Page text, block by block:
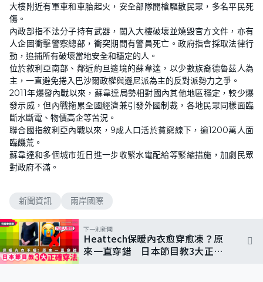
大樓附近有軍車和車胎起火，安全部隊開槍驅散民眾，多名平民死
傷。
內政部指不法分子持有武器，闖入大樓破壞並燒毀官方文件，亦有
人企圖衝擊警察總部，衝突期間有警員死亡。政府指會採取法律行
動，追捕所有破壞當地安全和穩定的人。
位於敘利亞南部、鄰近約旦邊境的蘇韋達，以少數族裔德魯茲人為
主，一直避免捲入巴沙爾政權與遜尼派為主的反對派勢力之爭。
2011年爆發內戰以來，蘇韋達局勢相對國內其他地區穩定，較少爆
發示威，但內戰拖累全國經濟兼引發外國制裁，各地民眾同樣面臨
斷水斷電、物價高企等苦況。
聯合國指敘利亞內戰以來，9成人口活於貧窮線下，逾1200萬人面
臨饑荒。
蘇韋達和多個城市近日進一步收緊水電配給等緊縮措施，加劇民眾
對政府不滿。
新聞資訊 兩岸國際
下一則新聞
Heattech保暖內衣愈穿愈凍？原
來一直穿錯 日本節目教3大正確